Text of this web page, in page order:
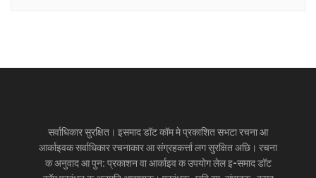
सर्वाधिकार सुरक्षित। इसमाद डॉट कॉम मे प्रकाशित सभटा रचना आ
आर्काइवक सर्वाधिकार रचनाकार आ संग्रहकर्त्ता लग सुरक्षित अछि। रचना
क अनुवाद आ पुन: प्रकाशन वा आर्काइव क उपयोग लेल इ-समाद डॉट